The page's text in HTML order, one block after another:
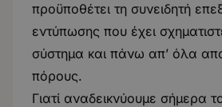
προϋποθέτει τη συνειδητή
εντύπωσης που έχει
σύστημα και πάνω απ’ όλα
πόρους.
Γιατί αναδεικνύουμε σήμερα